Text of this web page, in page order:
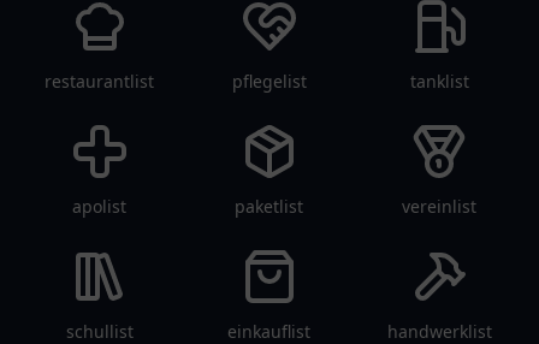
restaurantlist pflegelist tanklist
apolist paketlist vereinlist
schullist einkauflist handwerklist